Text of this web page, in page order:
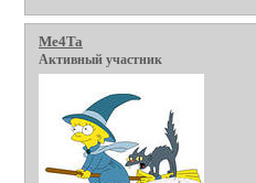
Me4Ta
Активный участник